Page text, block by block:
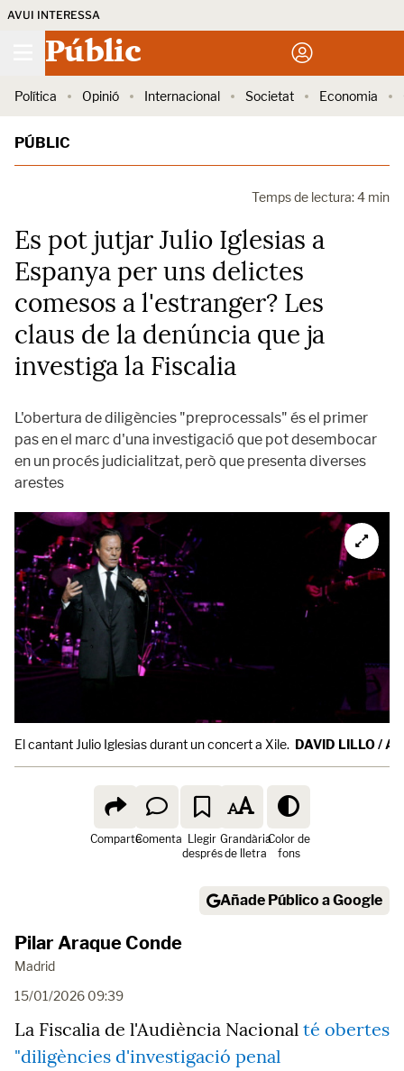
AVUI INTERESSA
Públic
Política Opinió Internacional Societat Economia
PÚBLIC
Temps de lectura: 4 min
Es pot jutjar Julio Iglesias a
Espanya per uns delictes
comesos a l'estranger? Les
claus de la denúncia que ja
investiga la Fiscalia
L'obertura de diligències "preprocessals" és el primer
pas en el marc d'una investigació que pot desembocar
en un procés judicialitzat, però que presenta diverses
arestes
El cantant Julio Iglesias durant un concert a Xile. DAVID LILLO /
ComparteComenta Llegir
després
Grandària
de lletra
Color de
fons
Añade Público a Google
Pilar Araque Conde
Madrid
15/01/2026 09:39
La Fiscalia de l'Audiència Nacional té obertes
"diligències d'investigació penal